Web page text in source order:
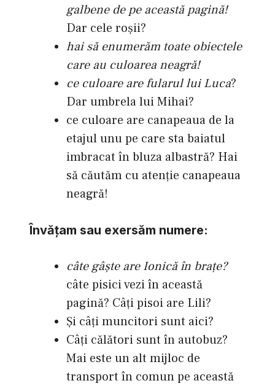
galbene de pe această pagină!
Dar cele roşii?
hai să enumerăm toate obiectele
care au culoarea neagră!
ce culoare are fularul lui Luca?
Dar umbrela lui Mihai?
ce culoare are canapeaua de la
etajul unu pe care sta baiatul
imbracat în bluza albastră? Hai
să căutăm cu atenţie canapeaua
neagră!
Învăţam sau exersăm numere:
câte gâşte are Ionică în braţe?
câte pisici vezi în această
pagină? Câţi pisoi are Lili?
Şi câţi muncitori sunt aici?
Câţi călători sunt în autobuz?
Mai este un alt mijloc de
transport în comun pe această